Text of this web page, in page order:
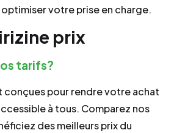
votre prise en charge.
prix
tarifs?
conçues pour rendre votre achat
à tous. Comparez nos
des meilleurs prix du